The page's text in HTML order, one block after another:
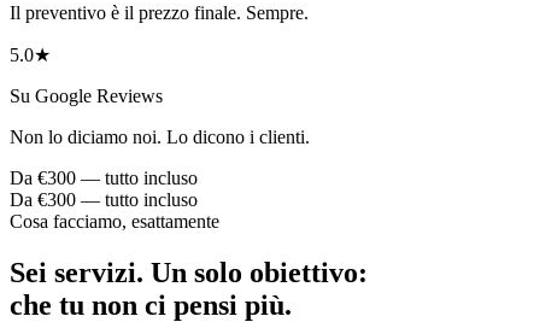
Il preventivo è il prezzo finale. Sempre.
5.0★
Su Google Reviews
Non lo diciamo noi. Lo dicono i clienti.
Da €300 — tutto incluso
Da €300 — tutto incluso
Cosa facciamo, esattamente
Sei servizi. Un solo obiettivo:
che tu non ci pensi più.